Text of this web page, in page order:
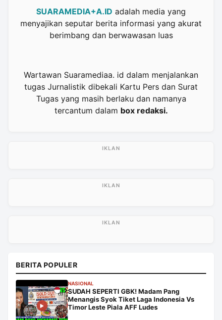
SUARAMEDIA+A.ID adalah media yang
menyajikan seputar berita informasi yang akurat
berimbang dan berwawasan luas
Wartawan Suaramediaa. id dalam menjalankan
tugas Jurnalistik dibekali Kartu Pers dan Surat
Tugas yang masih berlaku dan namanya
tercantum dalam box redaksi.
BERITA POPULER
NASIONAL
SUDAH SEPERTI GBK! Madam Pang
Menangis Syok Tiket Laga Indonesia Vs
Timor Leste Piala AFF Ludes